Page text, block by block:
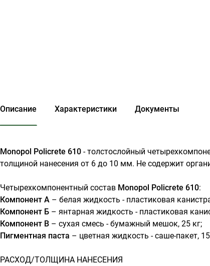
Описание Характеристики Документы
Monopol Policrete 610 - толстослойный
толщиной нанесения от 6 до 10 мм. Не содержит
Четырехкомпонентный состав Monopol Policrete 610:
Компонент А – белая жидкость - пластиковая
Компонент Б – янтарная жидкость - пластиковая
Компонент В – сухая смесь - бумажный мешок, 25 кг;
Пигментная паста – цветная жидкость - саше-пакет,
РАСХОД/ТОЛЩИНА НАНЕСЕНИЯ